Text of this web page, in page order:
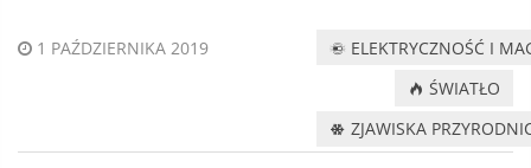
1 PAŹDZIERNIKA 2019
ELEKTRYCZNOŚĆ I
ŚWIATŁO
ZJAWISKA